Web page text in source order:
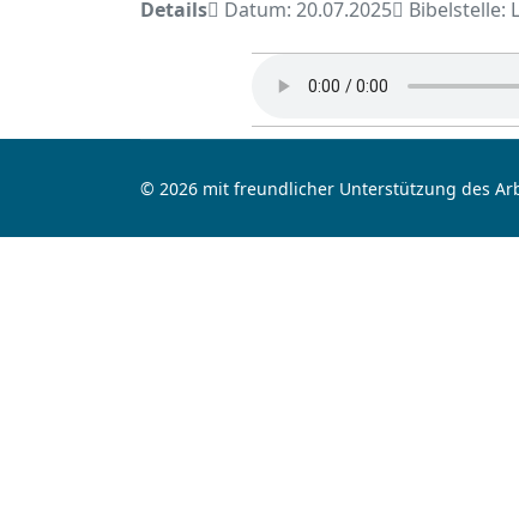
Details Datum: 20.07.2025 Bibelstelle:
© 2026 mit freundlicher Unterstützung des